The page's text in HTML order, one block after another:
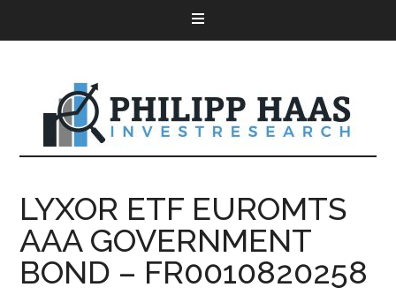
LYXOR ETF EUROMTS
AAA GOVERNMENT
BOND – FR0010820258